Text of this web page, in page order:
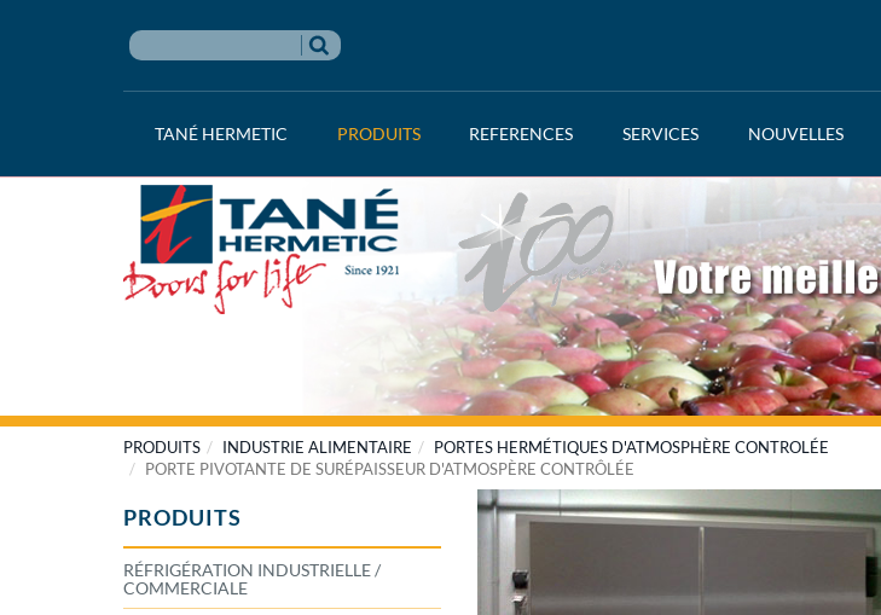
TANÉ HERMETIC PRODUITS REFERENCES SERVICES NOUVELLES
PRODUITS INDUSTRIE ALIMENTAIRE
PORTES HERMÉTIQUES D'ATMOSPHÈRE CONTROLÉE
PORTE PIVOTANTE DE SURÉPAISSEUR D'ATMOSPÈRE CONTRÔLÉE
PRODUITS
RÉFRIGÉRATION INDUSTRIELLE /
COMMERCIALE